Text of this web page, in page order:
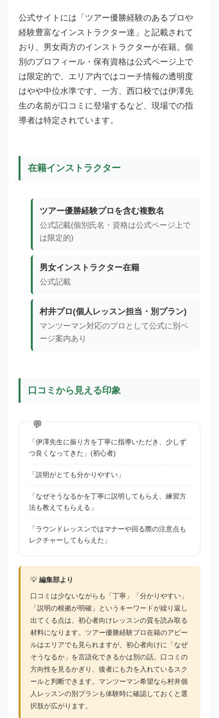
公式サイトには「ツアー優勝経験のあるプロや
経験豊富なインストラクター達」と記載されて
おり、男女両方のインストラクターが在籍。個
別のプロフィール・保有資格は公式ページ上で
は限定的で、エリア内ではコーチ情報の透明度
はやや中位水準です。一方、西口校では伊澤先
生の名前が口コミに登場するなど、現場での指
導者は特定されています。
在籍インストラクター
ツアー優勝経験プロを含む複数名
公式記載(個別氏名・資格は公式ページ上で
は限定的)
男女インストラクター在籍
公式記載
村井プロ(個人レッスン担当・別プラン)
マンツーマン対応のプロとして公式に別ペ
ージ案内あり
口コミから見える印象
「伊澤先生に振り方を丁寧に指導いただき、少しず
つ良くなってきた」(初心者)
「説明がとても分かりやすい」
「なぜそうなるかを丁寧に説明してもらえ、練習方
法も教えてもらえる」
「ラウンドレッスンではマナーや回る際の注意点も
レクチャーしてもらえた」
💡 編集部より
口コミは少ないながらも「丁寧」「分かりやすい」
「説明の根拠が明確」というキーワードが繰り返し
出てくる点は、初心者向けレッスンの質を読み取る
材料になります。ツアー優勝経験プロ在籍のアピー
ルはエリアでも見られますが、初心者向けに「なぜ
そうなるか」を言語化できるかは別の話。口コミの
方向性を見るかぎり、後者にも力を入れているスク
ールと判断できます。マンツーマン希望なら村井個
人レッスンの別プランも体験時に確認しておくと選
択肢が広がります。